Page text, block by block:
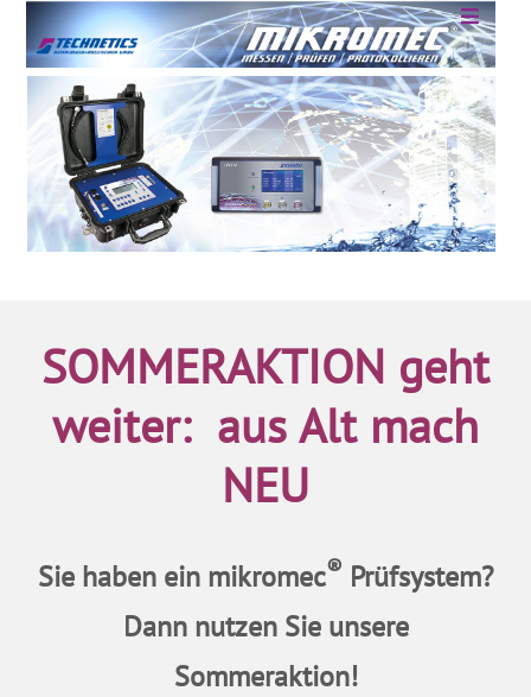
Zum
Inhalt
springen
Toggle
HOME
PRODUKTE
SERVICE
SOMMERAKTION geht
weiter: aus Alt mach
NEU
Sie haben ein mikromec® Prüfsystem?
Dann nutzen Sie unsere
Sommeraktion!